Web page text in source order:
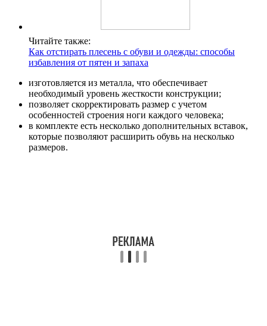
Читайте также:
Как отстирать плесень с обуви и одежды: способы
избавления от пятен и запаха
изготовляется из металла, что обеспечивает
необходимый уровень жесткости конструкции;
позволяет скорректировать размер с учетом
особенностей строения ноги каждого человека;
в комплекте есть несколько дополнительных вставок,
которые позволяют расширить обувь на несколько
размеров.